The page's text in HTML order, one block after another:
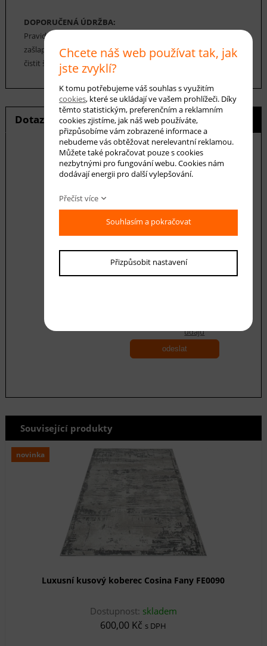
DOPORUČENÁ ÚDRŽBA:
Pravidelné vysávání nečistot z koberce, aby se zabránilo jejich
zašlapání do koberce. Cca jednou za 12-18 měsíců je možné
čistit šamponováním.
Dotaz na produkt Hlídání ceny
E-mail *
údajů
odeslat
Související produkty
novinka
Luxusní kusový koberec Cosina Fany FE0090
Dostupnost: skladem
600,00 Kč s DPH
Chcete náš web používat tak, jak
jste zvyklí?
K tomu potřebujeme váš souhlas s využitím
cookies, které se ukládají ve vašem prohlížeči. Díky
těmto statistickým, preferenčním a reklamním
cookies zjistíme, jak náš web používáte,
přizpůsobíme vám zobrazené informace a
nebudeme vás obtěžovat nerelevantní reklamou.
Můžete také pokračovat pouze s cookies
nezbytnými pro fungování webu. Cookies nám
dodávají energii pro další vylepšování.
Přečíst více
Souhlasím a pokračovat
Přizpůsobit nastavení